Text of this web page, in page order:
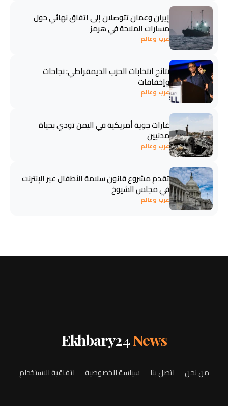
إيران وعمان تتوصلان إلى اتفاق نهائي حول
مسارات الملاحة في هرمز
عرب وعالم
نتائج انتخابات الحزب الديمقراطي: نجاحات
وإخفاقات
عرب وعالم
غارات جوية أمريكية في اليمن تودي بحياة
مدنيين
عرب وعالم
تقدم مشروع قانون سلامة الأطفال عبر الإنترنت
في مجلس الشيوخ
عرب وعالم
Ekhbary24News
من نحن اتصل بنا سياسة الخصوصية اتفاقية الاستخدام